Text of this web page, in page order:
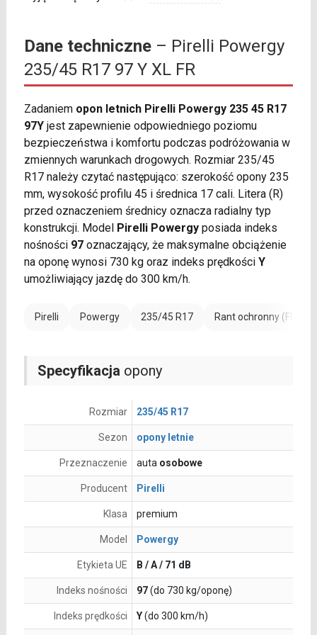
Dane techniczne– Pirelli Powergy
235/45 R17 97 Y XL FR
Zadaniem opon letnich Pirelli Powergy 235 45 R17
97Yjest zapewnienie odpowiedniego poziomu
bezpieczeństwa i komfortu podczas podróżowania w
zmiennych warunkach drogowych. Rozmiar 235/45
R17 należy czytać następująco: szerokość opony 235
mm, wysokość profilu 45 i średnica 17 cali. Litera (R)
przed oznaczeniem średnicy oznacza radialny typ
konstrukcji. Model Pirelli Powergyposiada indeks
nośności 97oznaczający, że maksymalne obciążenie
na oponę wynosi 730 kg oraz indeks prędkości Y
umożliwiający jazdę do 300 km/h.
Pirelli Powergy 235/45 R17 Rant ochronny (FR)
Specyfikacja opony
Rozmiar 235/45 R17
Sezon opony letnie
Przeznaczenie auta osobowe
Producent Pirelli
Klasa premium
Model Powergy
Etykieta UE B / A / 71 dB
Indeks nośności 97(do 730 kg/oponę)
Indeks prędkości Y(do 300 km/h)